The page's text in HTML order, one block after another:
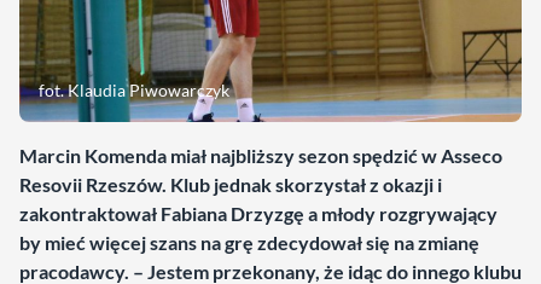
fot. Klaudia Piwowarczyk
Marcin Komenda miał najbliższy sezon spędzić w Asseco
Resovii Rzeszów. Klub jednak skorzystał z okazji i
zakontraktował Fabiana Drzyzgę a młody rozgrywający
by mieć więcej szans na grę zdecydował się na zmianę
pracodawcy. – Jestem przekonany, że idąc do innego klubu